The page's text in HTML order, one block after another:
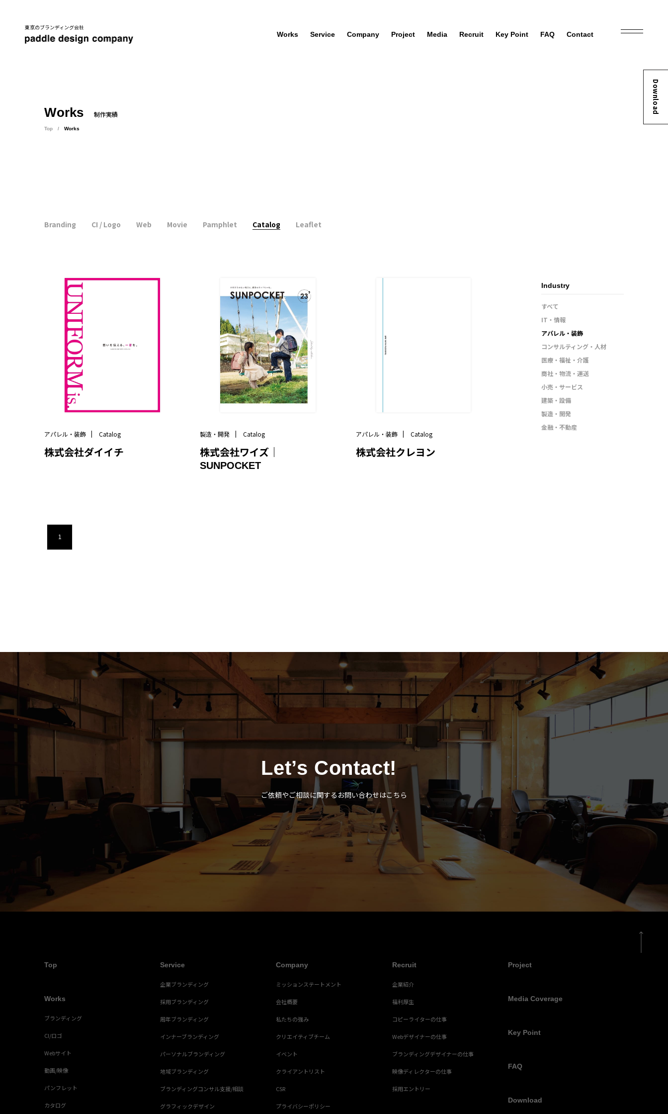
東京のブランディング会社
Works Service Company Project Media Recruit Key Point FAQ Contact
Download
Works 制作実績
Top Works
Branding CI / Logo Web Movie Pamphlet Catalog Leaflet
アパレル・装飾 Catalog
株式会社ダイイチ
製造・開発 Catalog
株式会社ワイズ｜
SUNPOCKET
アパレル・装飾 Catalog
株式会社クレヨン
1
Industry
すべて
IT・情報
アパレル・装飾
コンサルティング・人材
医療・福祉・介護
商社・物流・運送
小売・サービス
建築・設備
製造・開発
金融・不動産
Let’s Contact!
ご依頼やご相談に関するお問い合わせはこちら
Top
Works
ブランディング
CI/ロゴ
Webサイト
動画/映像
パンフレット
カタログ
Service
企業ブランディング
採用ブランディング
周年ブランディング
インナーブランディング
パーソナルブランディング
地域ブランディング
ブランディングコンサル支援/相談
グラフィックデザイン
Company
ミッションステートメント
会社概要
私たちの強み
クリエイティブチーム
イベント
クライアントリスト
CSR
プライバシーポリシー
Recruit
企業紹介
福利厚生
コピーライターの仕事
Webデザイナーの仕事
ブランディングデザイナーの仕事
映像ディレクターの仕事
採用エントリー
Project
Media Coverage
Key Point
FAQ
Download